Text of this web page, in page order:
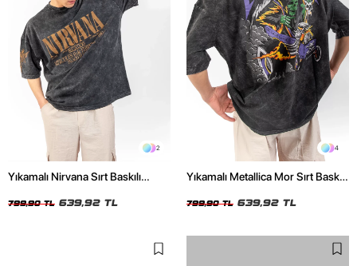
2
Yıkamalı Nirvana Sırt Baskılı
799,90 TL 639,92 TL
4
Yıkamalı Metallica Mor Sırt Baskılı
799,90 TL 639,92 TL